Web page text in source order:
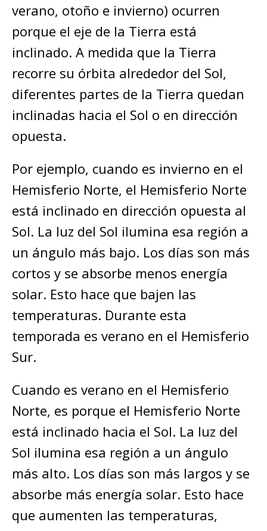
verano, otoño e invierno) ocurren
porque el eje de la Tierra está
inclinado. A medida que la Tierra
recorre su órbita alrededor del Sol,
diferentes partes de la Tierra quedan
inclinadas hacia el Sol o en dirección
opuesta.
Por ejemplo, cuando es invierno en el
Hemisferio Norte, el Hemisferio Norte
está inclinado en dirección opuesta al
Sol. La luz del Sol ilumina esa región a
un ángulo más bajo. Los días son más
cortos y se absorbe menos energía
solar. Esto hace que bajen las
temperaturas. Durante esta
temporada es verano en el Hemisferio
Sur.
Cuando es verano en el Hemisferio
Norte, es porque el Hemisferio Norte
está inclinado hacia el Sol. La luz del
Sol ilumina esa región a un ángulo
más alto. Los días son más largos y se
absorbe más energía solar. Esto hace
que aumenten las temperaturas,